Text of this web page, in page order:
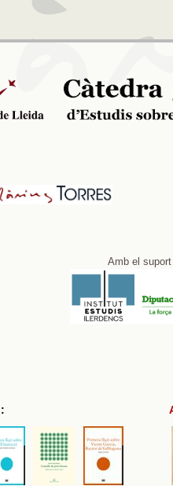
Amb el suport
: